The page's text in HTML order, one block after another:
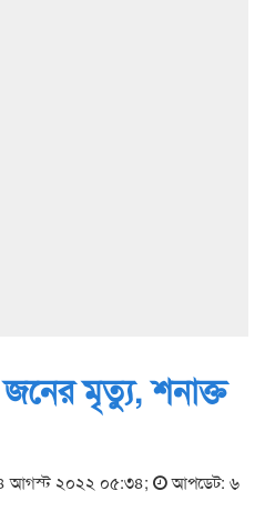
মৃত্যু, শনাক্ত
৪ আগস্ট ২০২২ ০৫:৩৪;
আপডেট: ৬